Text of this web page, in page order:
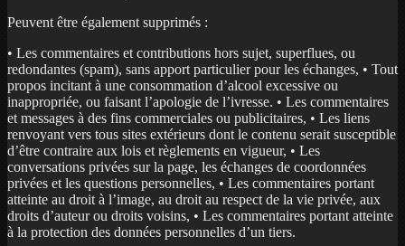
Peuvent être également supprimés :
• Les commentaires et contributions hors sujet, superflues, ou
redondantes (spam), sans apport particulier pour les échanges, • Tout
propos incitant à une consommation d’alcool excessive ou
inappropriée, ou faisant l’apologie de l’ivresse. • Les commentaires
et messages à des fins commerciales ou publicitaires, • Les liens
renvoyant vers tous sites extérieurs dont le contenu serait susceptible
d’être contraire aux lois et règlements en vigueur, • Les
conversations privées sur la page, les échanges de coordonnées
privées et les questions personnelles, • Les commentaires portant
atteinte au droit à l’image, au droit au respect de la vie privée, aux
droits d’auteur ou droits voisins, • Les commentaires portant atteinte
à la protection des données personnelles d’un tiers.